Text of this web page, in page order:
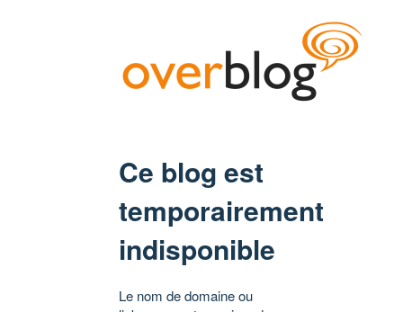
Ce blog est
temporairement
indisponible
Le nom de domaine ou